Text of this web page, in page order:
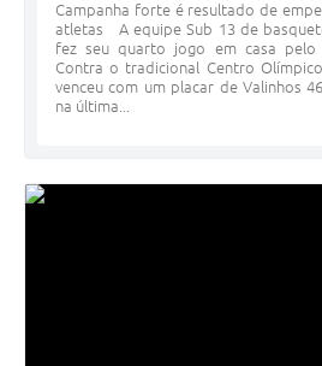
Campanha forte é resultado de
atletas A equipe Sub 13 de
fez seu quarto jogo em casa pelo
Contra o tradicional Centro
venceu com um placar de Valinhos
na última...